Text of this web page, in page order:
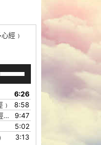
經﹚
/
下
箭
头
键
6:26
8:58
9:47
5:02
3:13